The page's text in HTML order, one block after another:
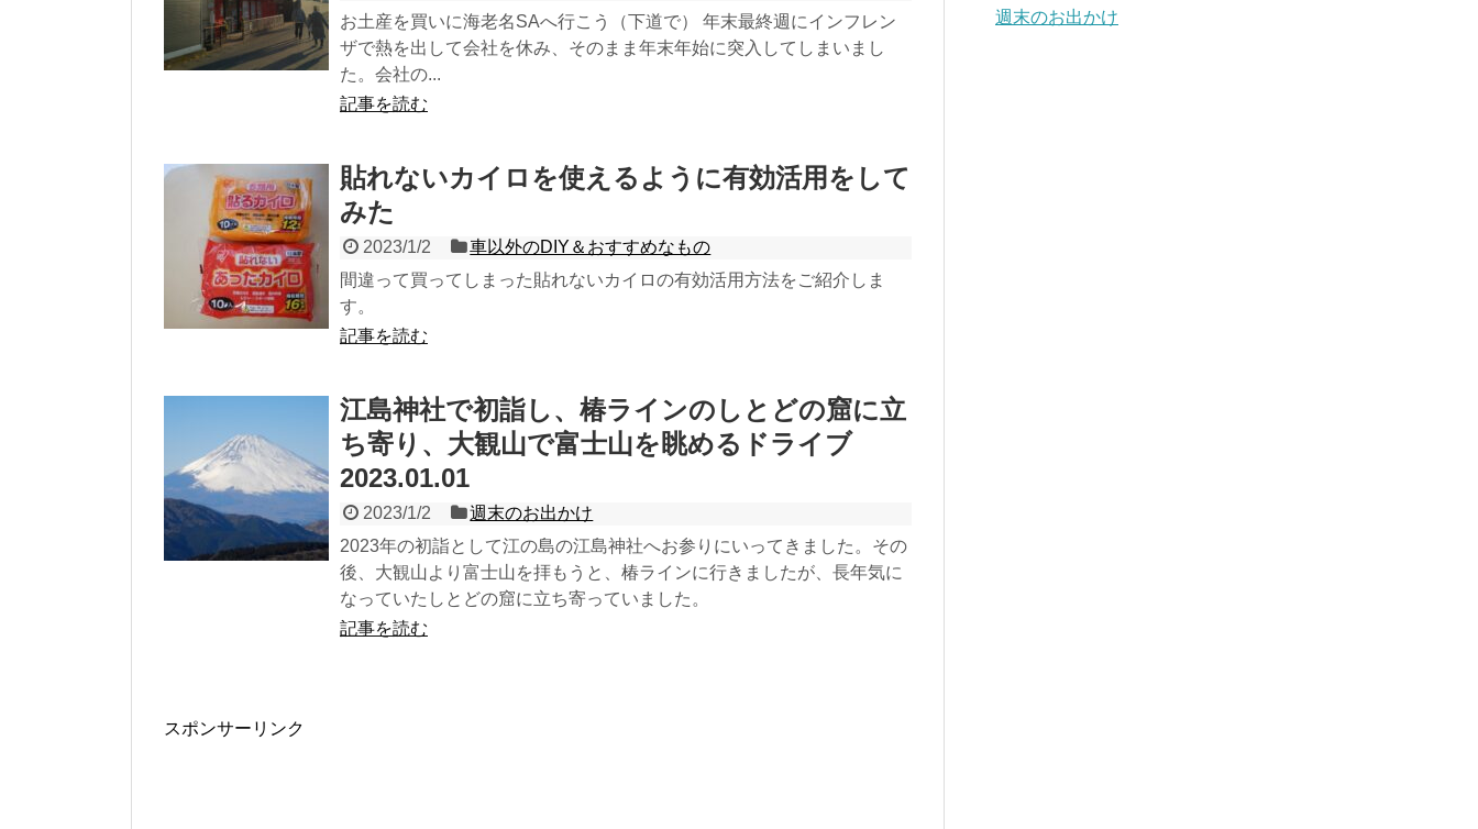
お土産を買いに海老名SAへ行こう（下道で） 年末最終週にインフレン
ザで熱を出して会社を休み、そのまま年末年始に突入してしまいまし
た。会社の...
記事を読む
貼れないカイロを使えるように有効活用をして
みた
2023/1/2
車以外のDIY＆おすすめなもの
間違って買ってしまった貼れないカイロの有効活用方法をご紹介しま
す。
記事を読む
江島神社で初詣し、椿ラインのしとどの窟に立
ち寄り、大観山で富士山を眺めるドライブ
2023.01.01
2023/1/2
週末のお出かけ
2023年の初詣として江の島の江島神社へお参りにいってきました。その
後、大観山より富士山を拝もうと、椿ラインに行きましたが、長年気に
なっていたしとどの窟に立ち寄っていました。
記事を読む
スポンサーリンク
週末のお出かけ